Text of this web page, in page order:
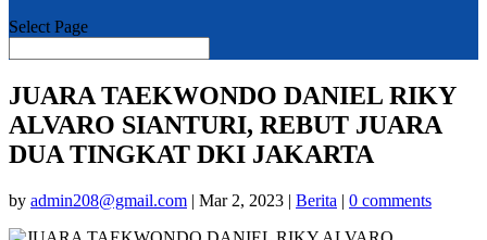
Select Page
JUARA TAEKWONDO DANIEL RIKY
ALVARO SIANTURI, REBUT JUARA
DUA TINGKAT DKI JAKARTA
by admin208@gmail.com | Mar 2, 2023 | Berita | 0 comments